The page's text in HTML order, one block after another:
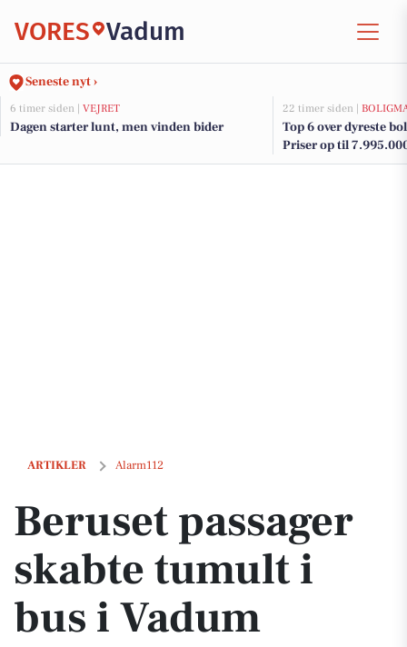
VORES Vadum
Seneste nyt ›
6 timer siden | VEJRET
Dagen starter lunt, men vinden bider
22 timer siden |
Top 6 over dyreste
Priser op til
ARTIKLER Alarm112
Beruset passager skabte tumult i bus i Vadum
Beruset passager
skabte tumult i
bus i Vadum